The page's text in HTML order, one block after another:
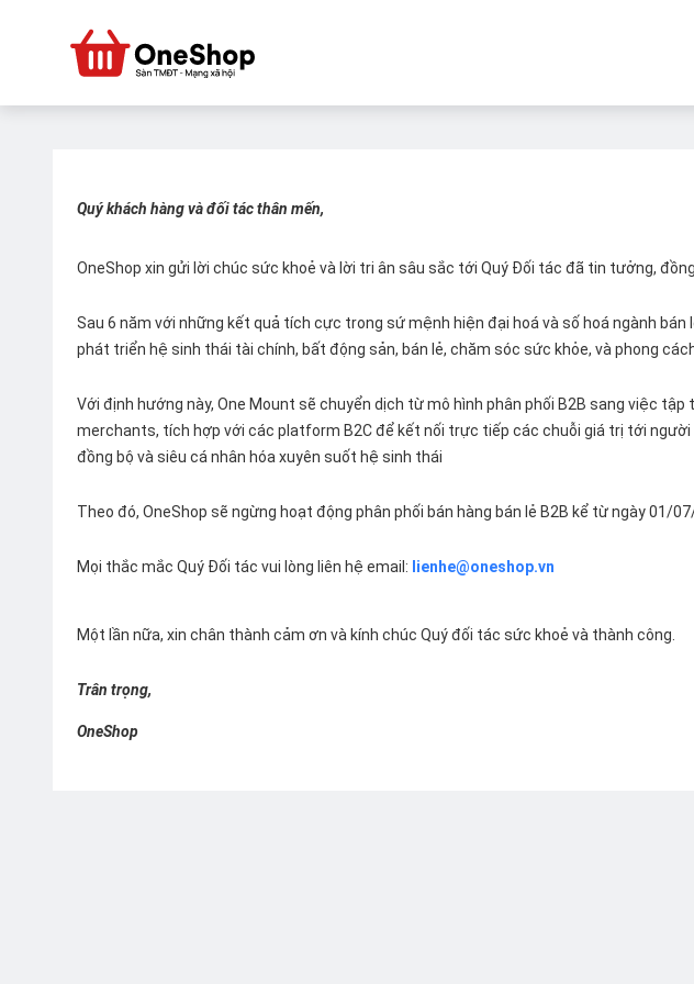
Quý khách hàng và đối tác thân mến,
OneShop xin gửi lời chúc sức khoẻ và lời tri ân sâu sắc tới Quý Đối tác đã tin tưởng,
Sau 6 năm với những kết quả tích cực trong sứ mệnh hiện đại hoá và số hoá ngành
phát triển hệ sinh thái tài chính, bất động sản, bán lẻ, chăm sóc sức khỏe, và phong
Với định hướng này, One Mount sẽ chuyển dịch từ mô hình phân phối B2B sang việc
merchants, tích hợp với các platform B2C để kết nối trực tiếp các chuỗi giá trị tới
đồng bộ và siêu cá nhân hóa xuyên suốt hệ sinh thái
Theo đó, OneShop sẽ ngừng hoạt động phân phối bán hàng bán lẻ B2B kể từ ngày 01/
Mọi thắc mắc Quý Đối tác vui lòng liên hệ email: lienhe@oneshop.vn
Một lần nữa, xin chân thành cảm ơn và kính chúc Quý đối tác sức khoẻ và thành công.
Trân trọng,
OneShop